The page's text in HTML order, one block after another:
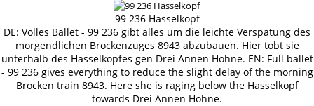
99 236 Hasselkopf
DE: Volles Ballet - 99 236 gibt alles um die leichte Verspätung des
morgendlichen Brockenzuges 8943 abzubauen. Hier tobt sie
unterhalb des Hasselkopfes gen Drei Annen Hohne. EN: Full ballet
- 99 236 gives everything to reduce the slight delay of the morning
Brocken train 8943. Here she is raging below the Hasselkopf
towards Drei Annen Hohne.